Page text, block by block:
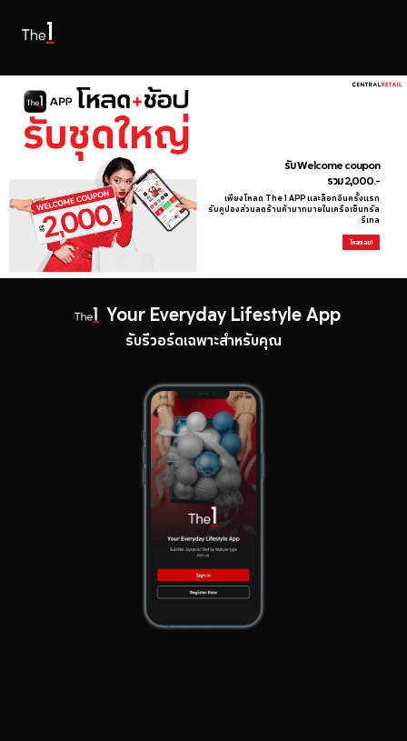
สัมผัสที่สุดของความพิเศษเหนือใคร
จากกลุ่มเซ็นทรัล
เพียงสะสมยอดช้อป เพื่ออัปเกรด
เป็นสมาชิก The 1 Exclusive
ดูรายละเอียด
Your Everyday Lifestyle App
รับรีวอร์ดเฉพาะสำหรับคุณ